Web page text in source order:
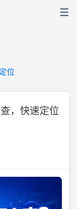
位
，快速定位